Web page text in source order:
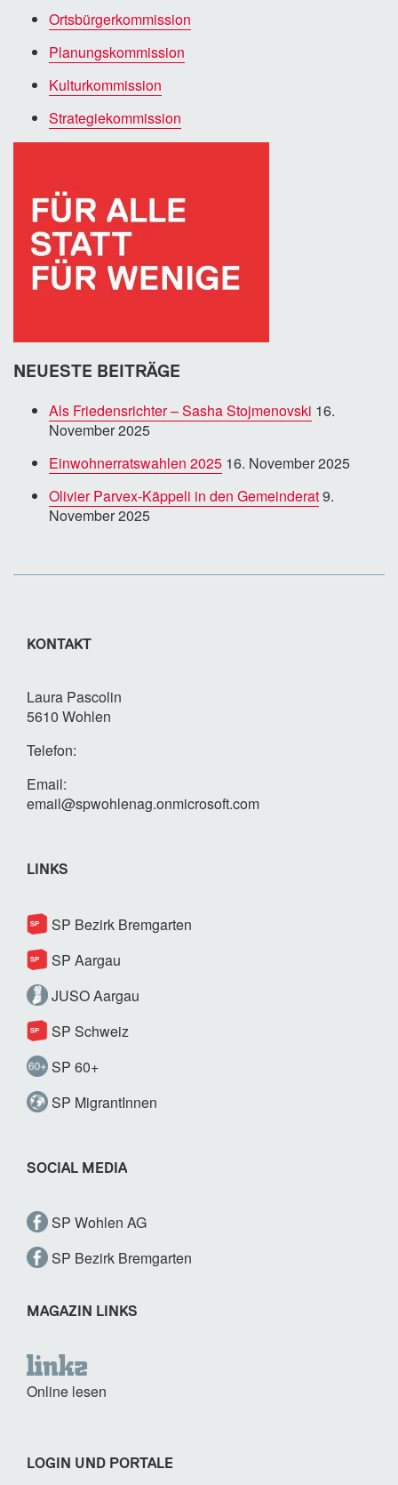
Ortsbürgerkommission
Planungskommission
Kulturkommission
Strategiekommission
NEUESTE BEITRÄGE
Als Friedensrichter – Sasha Stojmenovski 16.
November 2025
Einwohnerratswahlen 2025 16. November 2025
Olivier Parvex-Käppeli in den Gemeinderat9.
November 2025
KONTAKT
Laura Pascolin
5610 Wohlen
Telefon:
Email:
email@spwohlenag.onmicrosoft.com
LINKS
SP Bezirk Bremgarten
SP Aargau
JUSO Aargau
SP Schweiz
SP 60+
SP MigrantInnen
SOCIAL MEDIA
SP Wohlen AG
SP Bezirk Bremgarten
MAGAZIN LINKS
Online lesen
LOGIN UND PORTALE